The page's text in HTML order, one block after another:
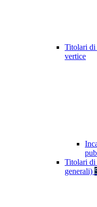
Titolari di
vertice
Titolari di
generali)